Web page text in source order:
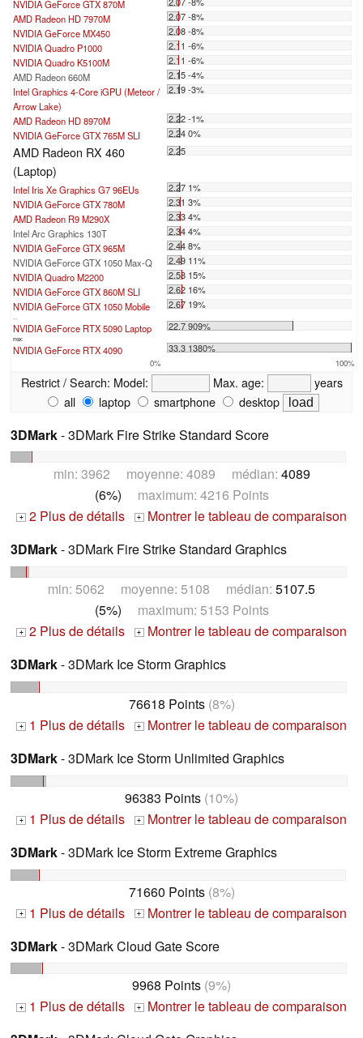
NVIDIA GeForce GTX 870M
AMD Radeon HD 7970M
2.07 -8%
NVIDIA GeForce MX450
2.08 -8%
NVIDIA Quadro P1000
2.11 -6%
NVIDIA Quadro K5100M
2.11 -6%
AMD Radeon 660M
2.15 -4%
Intel Graphics 4-Core iGPU (Meteor /
Arrow Lake)
2.19 -3%
AMD Radeon HD 8970M
2.22 -1%
NVIDIA GeForce GTX 765M SLI
2.24 0%
AMD Radeon RX 460
(Laptop)
2.25
Intel Iris Xe Graphics G7 96EUs
2.27 1%
NVIDIA GeForce GTX 780M
2.31 3%
AMD Radeon R9 M290X
2.33 4%
Intel Arc Graphics 130T
2.34 4%
NVIDIA GeForce GTX 965M
2.44 8%
NVIDIA GeForce GTX 1050 Max-Q
2.49 11%
NVIDIA Quadro M2200
2.58 15%
NVIDIA GeForce GTX 860M SLI
2.62 16%
NVIDIA GeForce GTX 1050 Mobile
2.67 19%
NVIDIA GeForce RTX 5090 Laptop 22.7 909%
max:
NVIDIA GeForce RTX 4090 33.3 1380%
0% 100%
Restrict / Search: Model: Max. age:
years
all
laptop smartphone desktop
3DMark- 3DMark Fire Strike Standard Score
min: 3962 moyenne: 4089 médian: 4089
(6%) maximum: 4216 Points
+ 2 Plus de détails + Montrer le tableau de comparaison
3DMark- 3DMark Fire Strike Standard Graphics
min: 5062 moyenne: 5108 médian: 5107.5
(5%) maximum: 5153 Points
+ 2 Plus de détails + Montrer le tableau de comparaison
3DMark- 3DMark Ice Storm Graphics
76618 Points(8%)
+ 1 Plus de détails + Montrer le tableau de comparaison
3DMark- 3DMark Ice Storm Unlimited Graphics
96383 Points (10%)
+ 1 Plus de détails + Montrer le tableau de comparaison
3DMark- 3DMark Ice Storm Extreme Graphics
71660 Points(8%)
+ 1 Plus de détails + Montrer le tableau de comparaison
3DMark- 3DMark Cloud Gate Score
9968 Points (9%)
+ 1 Plus de détails + Montrer le tableau de comparaison